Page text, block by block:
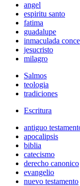
angel
espiritu santo
fatima
guadalupe
inmaculada
jesucristo
milagro
Salmos
teologia
tradiciones
Escritura
antiguo
apocalipsis
biblia
catecismo
derecho canonico
evangelio
nuevo testamento